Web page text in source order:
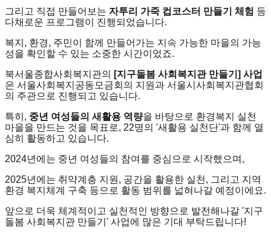
그리고 직접 만들어보는 자투리 가죽 컵코스터 만들기 체험 등
다채로운 프로그램이 진행되었습니다.
복지, 환경, 주민이 함께 만들어가는 지속 가능한 마을의 가능
성을 확인할 수 있는 소중한 시간이었죠.
북서울종합사회복지관의
[지구돌봄 사회복지관 만들기] 사업
은 서울사회복지공동모금회의 지원과 서울시사회복지관협회
의 주관으로 진행되고 있습니다.
특히, 중년 여성들의 새활용 역량을 바탕으로 환경복지 실천
마을을 만드는 것을 목표로, 22명의 '새활용 실천단'과 함께 열
심히 활동하고 있습니다.
2024년에는 중년 여성들의 참여를 중심으로 시작했으며,
2025년에는 취약계층 지원, 공간을 활용한 실천, 그리고 지역
환경 복지체계 구축 등으로 활동 범위를 넓혀나갈 예정이에요.
앞으로 더욱 체계적이고 실천적인 방향으로 발전해나갈 '지구
돌봄 사회복지관 만들기' 사업에 많은 기대 부탁드립니다!